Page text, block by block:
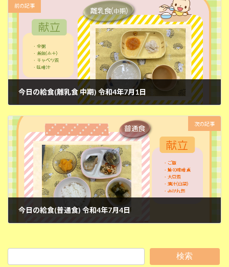
前の記事
今日の給食(離乳食 中期) 令和4年7月1日
次の記事
今日の給食(普通食) 令和4年7月4日
検索